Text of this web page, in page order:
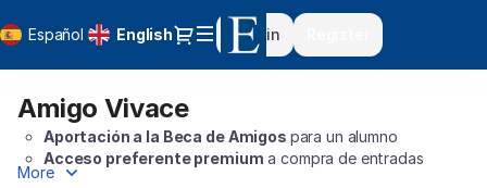
Español Current
English DialogSign in
selection
Fundación
Albéniz
Amigo
Vivace
Amigo Vivace
Aportación a la Beca de Amigos para un alumno
Acceso preferente premium a compra de entradas
50 entradas gratuitas
More